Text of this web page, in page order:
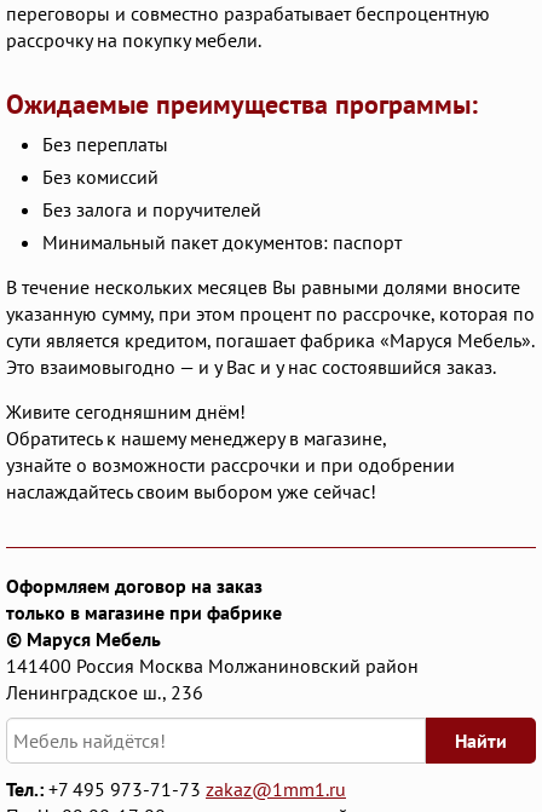
переговоры и совместно разрабатывает беспроцентную
рассрочку на покупку мебели.
Ожидаемые преимущества программы:
Без переплаты
Без комиссий
Без залога и поручителей
Минимальный пакет документов: паспорт
В течение нескольких месяцев Вы равными долями вносите
указанную сумму, при этом процент по рассрочке, которая по
сути является кредитом, погашает фабрика «Маруся Мебель».
Это взаимовыгодно — и у Вас и у нас состоявшийся заказ.
Живите сегодняшним днём!
Обратитесь к нашему менеджеру в магазине,
узнайте о возможности рассрочки и при одобрении
наслаждайтесь своим выбором уже сейчас!
Оформляем договор на заказ
только в магазине при фабрике
© Маруся Мебель
141400 Россия Москва Молжаниновский район
Ленинградское ш., 236
Найти
Тел.: +7 495 973-71-73 zakaz@1mm1.ru